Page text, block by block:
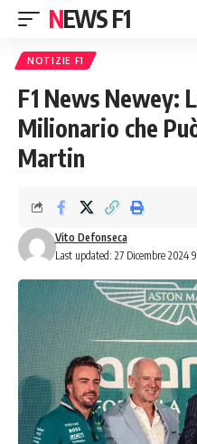
NEWS F1
NOTIZIE F1
F1 News Newey:
Milionario che
Martin
Last updated: 27 Dicembre 2024
Vito Defonseca